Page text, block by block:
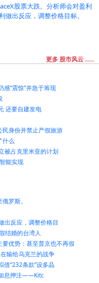
股票大跌。分析师会对盈利
做出反应，调整价格目标。
更多 股市风云 ......
“震惊”并急于筹现
还要自建发电
身份并禁止产假旅游
什么
被占克里米亚的计划
能实现
罗斯。
出反应，调整价格目
结婚的台湾人
优势：甚至普京也不再假
输给乌克兰的战争
借“232条款”设多晶
息押注——Kitc